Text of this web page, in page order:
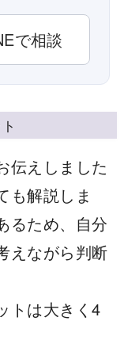
で相談
伝えしました
も解説しま
るため、自分
えながら判断
トは大きく4